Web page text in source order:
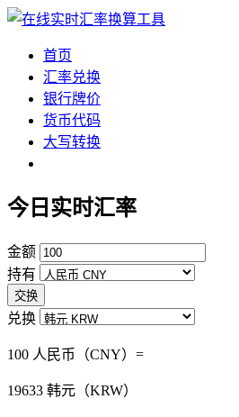
首页
汇率兑换
银行牌价
货币代码
大写转换
今日实时汇率
金额
持有
交换
兑换
100 人民币（CNY）=
19633 韩元（KRW）